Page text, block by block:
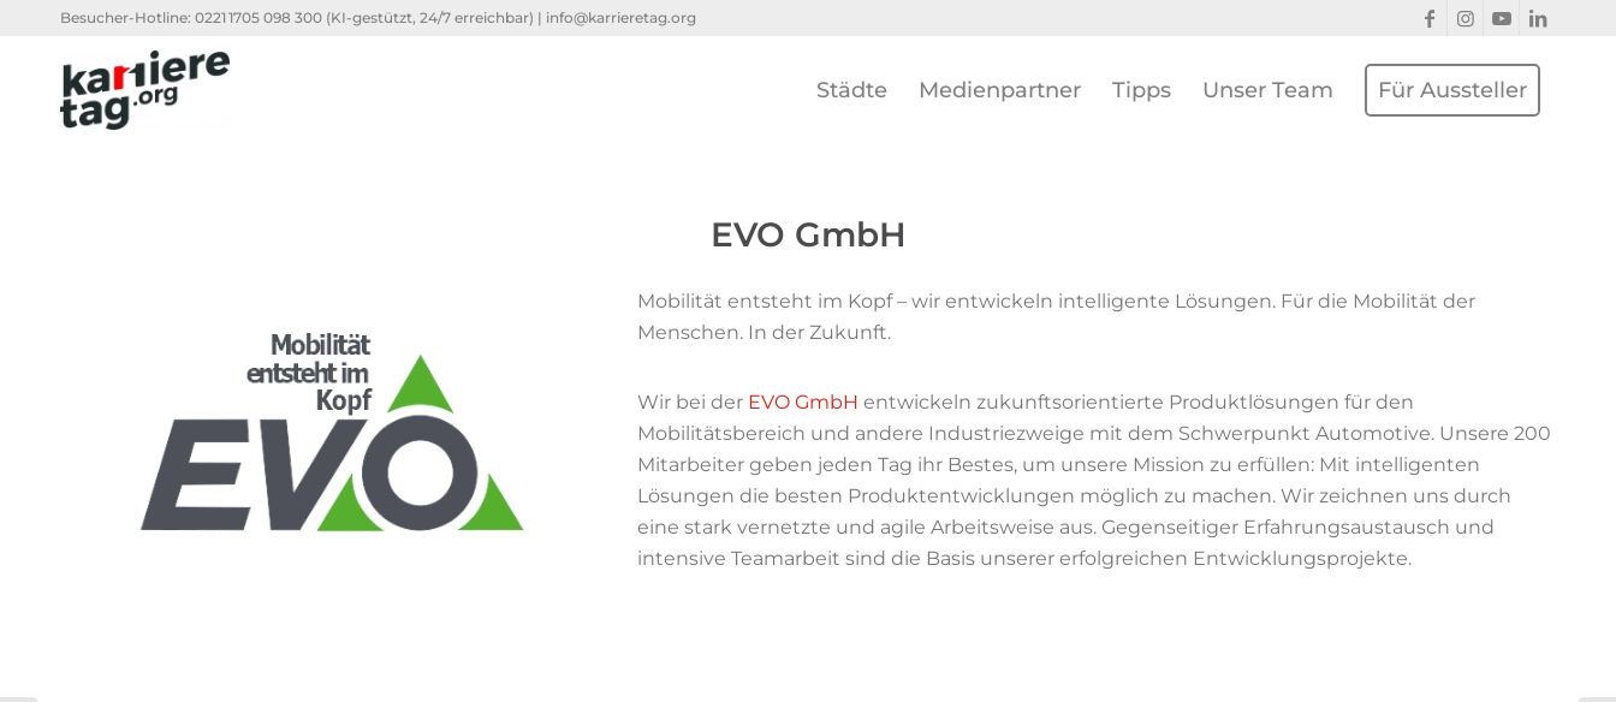
Besucher-Hotline: 0221 1705 098 300 (KI-gestützt, 24/7 erreichbar) | info@karrieretag.org
Städte Medienpartner Tipps Unser Team Für Aussteller
EVO GmbH
Mobilität entsteht im Kopf – wir entwickeln intelligente Lösungen. Für die Mobilität der
Menschen. In der Zukunft.
Wir bei der EVO GmbH entwickeln zukunftsorientierte Produktlösungen für den
Mobilitätsbereich und andere Industriezweige mit dem Schwerpunkt Automotive. Unsere 200
Mitarbeiter geben jeden Tag ihr Bestes, um unsere Mission zu erfüllen: Mit intelligenten
Lösungen die besten Produktentwicklungen möglich zu machen. Wir zeichnen uns durch
eine stark vernetzte und agile Arbeitsweise aus. Gegenseitiger Erfahrungsaustausch und
intensive Teamarbeit sind die Basis unserer erfolgreichen Entwicklungsprojekte.